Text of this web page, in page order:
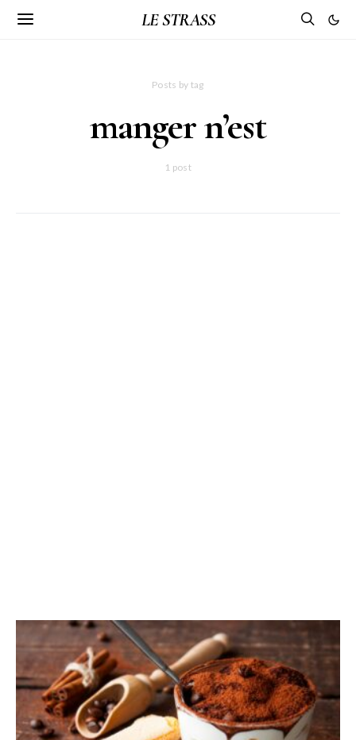
LE STRASS
Posts by tag
manger n’est
1 post